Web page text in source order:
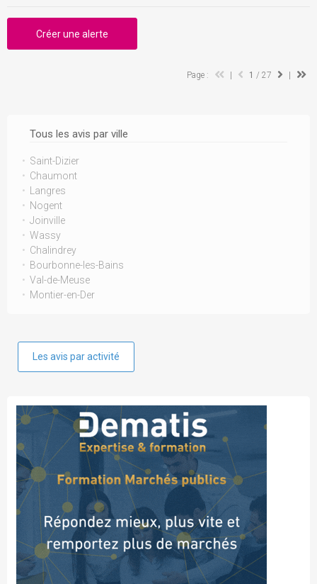
Tous les avis par ville
Saint-Dizier
Chaumont
Langres
Nogent
Joinville
Wassy
Chalindrey
Bourbonne-les-Bains
Val-de-Meuse
Montier-en-Der
Les avis par activité
Créer une alerte
Page : 1 / 27